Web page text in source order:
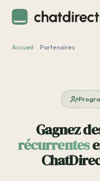
Accueil Partenaires
Gagnez
récurrentes